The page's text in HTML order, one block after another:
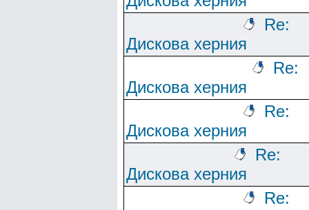
Re:
Дискова херния
Re:
Дискова херния
Re:
Дискова херния
Re:
Дискова херния
Re: